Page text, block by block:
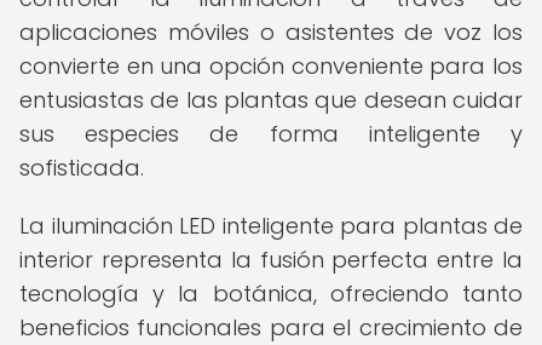
aplicaciones móviles o asistentes de voz los
convierte en una opción conveniente para los
entusiastas de las plantas que desean cuidar
sus especies de forma inteligente y
sofisticada.
La iluminación LED inteligente para plantas de
interior representa la fusión perfecta entre la
tecnología y la botánica, ofreciendo tanto
beneficios funcionales para el crecimiento de